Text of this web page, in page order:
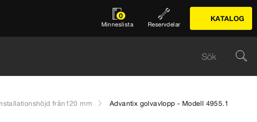
0
Minneslista Reservdelar
KATALOG
från120 mm Advantix golvavlopp - Modell 4955.1